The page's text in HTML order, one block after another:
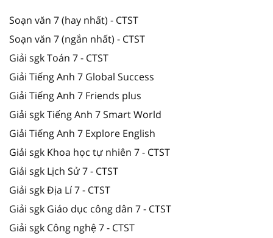
Soạn văn 7 (hay nhất) - CTST
Soạn văn 7 (ngắn nhất) - CTST
Giải sgk Toán 7 - CTST
Giải Tiếng Anh 7 Global Success
Giải Tiếng Anh 7 Friends plus
Giải sgk Tiếng Anh 7 Smart World
Giải Tiếng Anh 7 Explore English
Giải sgk Khoa học tự nhiên 7 - CTST
Giải sgk Lịch Sử 7 - CTST
Giải sgk Địa Lí 7 - CTST
Giải sgk Giáo dục công dân 7 - CTST
Giải sgk Công nghệ 7 - CTST